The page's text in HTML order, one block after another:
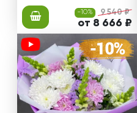
-10% 9 540 ₽
от 8 666 ₽